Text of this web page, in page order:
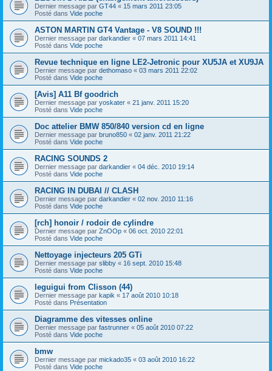
Dernier message par GT44 « 15 mars 2011 23:05
Posté dans Vide poche
ASTON MARTIN GT4 Vantage - V8 SOUND !!!
Dernier message par darkandier « 07 mars 2011 14:41
Posté dans Vide poche
Revue technique en ligne LE2-Jetronic pour XU5JA et XU9JA
Dernier message par dethomaso « 03 mars 2011 22:02
Posté dans Vide poche
[Avis] A11 Bf goodrich
Dernier message par yoskater « 21 janv. 2011 15:20
Posté dans Vide poche
Doc attelier BMW 850/840 version cd en ligne
Dernier message par bruno850 « 02 janv. 2011 21:22
Posté dans Vide poche
RACING SOUNDS 2
Dernier message par darkandier « 04 déc. 2010 19:14
Posté dans Vide poche
RACING IN DUBAI // CLASH
Dernier message par darkandier « 02 nov. 2010 11:16
Posté dans Vide poche
[rch] honoir / rodoir de cylindre
Dernier message par ZnOOp « 06 oct. 2010 22:01
Posté dans Vide poche
Nettoyage injecteurs 205 GTi
Dernier message par slibby « 16 sept. 2010 15:48
Posté dans Vide poche
leguigui from Clisson (44)
Dernier message par kapik « 17 août 2010 10:18
Posté dans Présentation
Diagramme des vitesses online
Dernier message par fastrunner « 05 août 2010 07:22
Posté dans Vide poche
bmw
Dernier message par mickado35 « 03 août 2010 16:22
Posté dans Vide poche